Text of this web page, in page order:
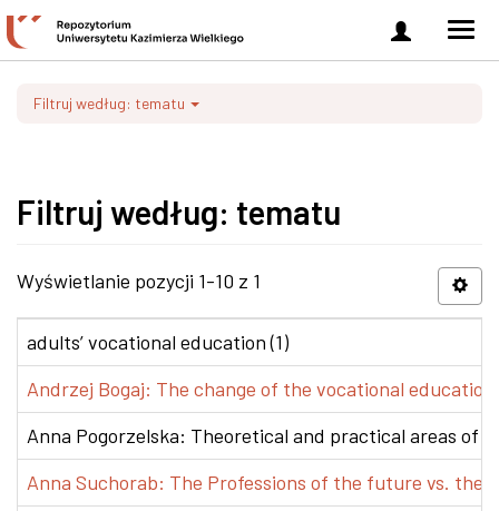
Zaloguj
się
Filtruj według: tematu
Filtruj według: tematu
Wyświetlanie pozycji 1-10 z 1
adults’ vocational education (1)
Andrzej Bogaj: The change of the vocational
Anna Pogorzelska: Theoretical and practical areas of
Anna Suchorab: The Professions of the future vs. the